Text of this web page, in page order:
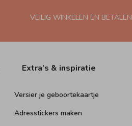
VEILIG WINKELEN EN BETALEN
Extra’s & inspiratie
Versier je geboortekaartje
Adresstickers maken